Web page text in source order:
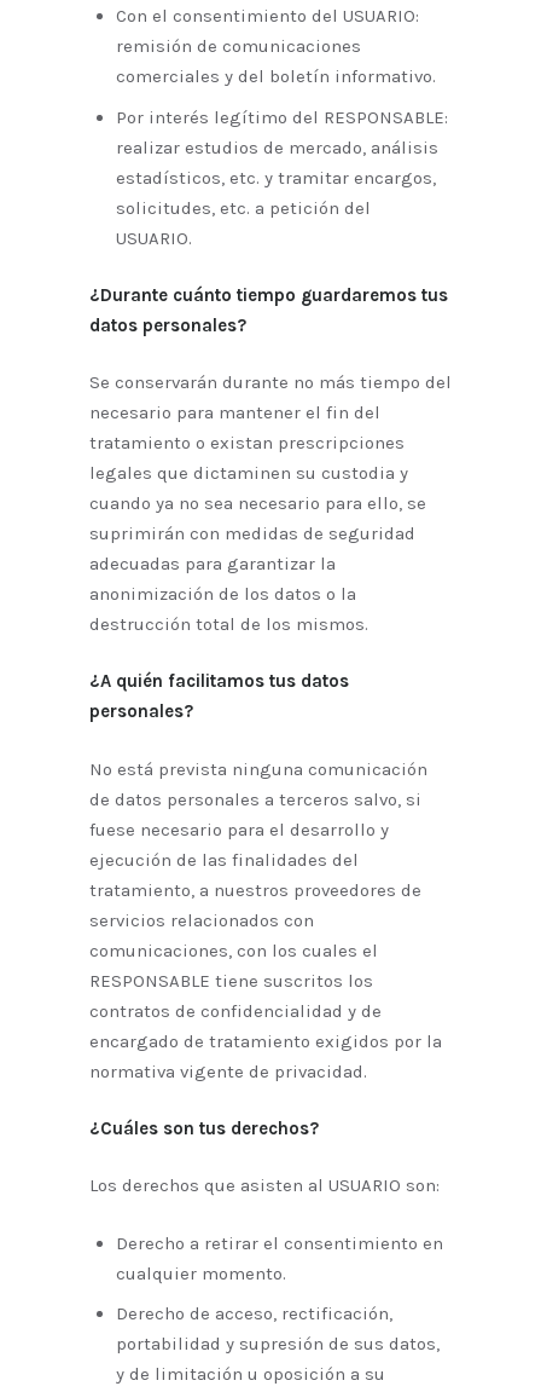
Con el consentimiento del USUARIO:
remisión de comunicaciones
comerciales y del boletín informativo.
Por interés legítimo del RESPONSABLE:
realizar estudios de mercado, análisis
estadísticos, etc. y tramitar encargos,
solicitudes, etc. a petición del
USUARIO.
¿Durante cuánto tiempo guardaremos tus
datos personales?
Se conservarán durante no más tiempo del
necesario para mantener el fin del
tratamiento o existan prescripciones
legales que dictaminen su custodia y
cuando ya no sea necesario para ello, se
suprimirán con medidas de seguridad
adecuadas para garantizar la
anonimización de los datos o la
destrucción total de los mismos.
¿A quién facilitamos tus datos
personales?
No está prevista ninguna comunicación
de datos personales a terceros salvo, si
fuese necesario para el desarrollo y
ejecución de las finalidades del
tratamiento, a nuestros proveedores de
servicios relacionados con
comunicaciones, con los cuales el
RESPONSABLE tiene suscritos los
contratos de confidencialidad y de
encargado de tratamiento exigidos por la
normativa vigente de privacidad.
¿Cuáles son tus derechos?
Los derechos que asisten al USUARIO son:
Derecho a retirar el consentimiento en
cualquier momento.
Derecho de acceso, rectificación,
portabilidad y supresión de sus datos,
y de limitación u oposición a su